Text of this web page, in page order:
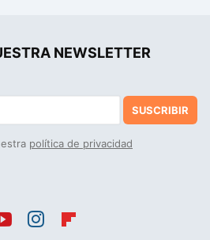
NEWSLETTER
SUSCRIBIR
política de privacidad